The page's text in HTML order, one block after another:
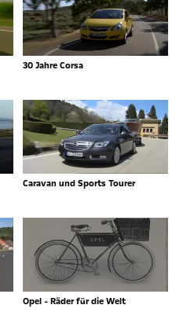
30 Jahre Corsa
Caravan und Sports Tourer
Opel - Räder für die Welt